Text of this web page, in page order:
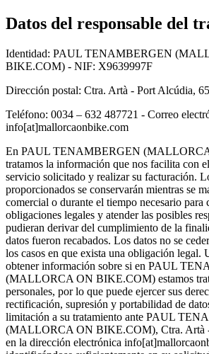
Datos del responsable del
Identidad: PAUL TENAMBERGEN
BIKE.COM) - NIF: X9639997F
Dirección postal: Ctra. Artà - Port Alcúdia,
Teléfono: 0034 – 632 487721 - Correo
info[at]mallorcaonbike.com
En PAUL TENAMBERGEN
tratamos la información que nos facilita con
servicio solicitado y realizar su facturación.
proporcionados se conservarán mientras se
comercial o durante el tiempo necesario para
obligaciones legales y atender las posibles
pudieran derivar del cumplimiento de la
datos fueron recabados. Los datos no se
los casos en que exista una obligación legal.
obtener información sobre si en PAUL
(MALLORCA ON BIKE.COM) estamos
personales, por lo que puede ejercer sus
rectificación, supresión y portabilidad de
limitación a su tratamiento ante PAUL
(MALLORCA ON BIKE.COM), Ctra. Artà
en la dirección electrónica